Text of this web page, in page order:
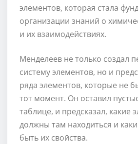
элементов, которая стала
организации знаний о
и их взаимодействиях.
Менделеев не только создал
систему элементов, но и
ряда элементов, которые не
тот момент. Он оставил
таблице, и предсказал, какие
должны там находиться и
быть их свойства.